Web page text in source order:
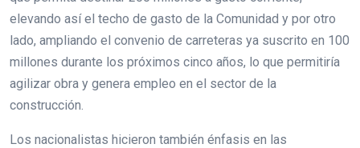
elevando así el techo de gasto de la Comunidad y por otro
lado, ampliando el convenio de carreteras ya suscrito en 100
millones durante los próximos cinco años, lo que permitiría
agilizar obra y genera empleo en el sector de la
construcción.
Los nacionalistas hicieron también énfasis en las